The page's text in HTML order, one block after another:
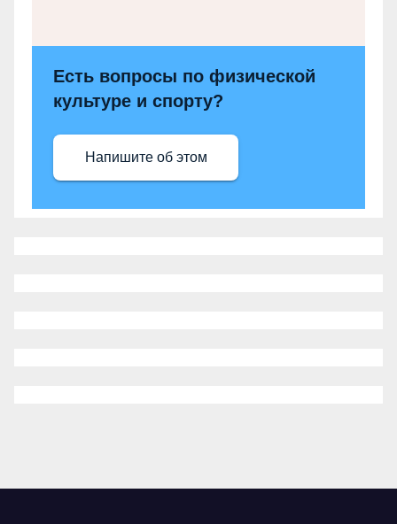
Есть вопросы по физической
культуре и спорту?
Напишите об этом